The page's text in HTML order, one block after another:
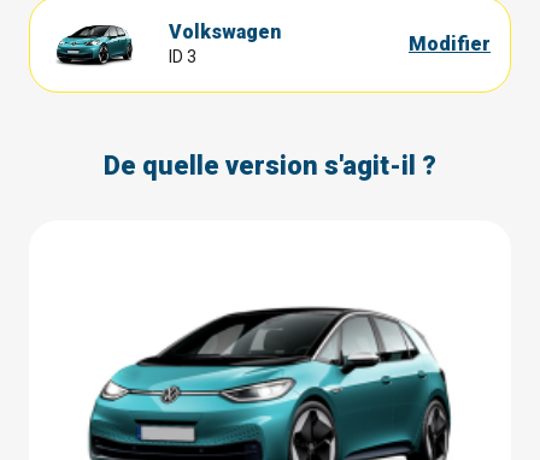
Volkswagen
ID 3
Modifier
De quelle version s'agit-il ?